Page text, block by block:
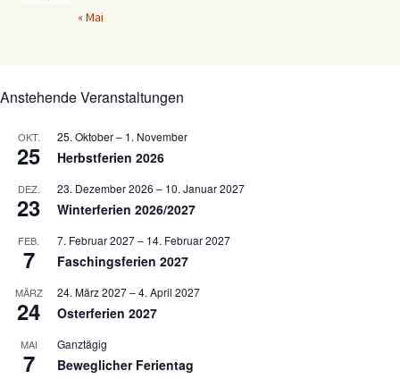
« Mai
Anstehende Veranstaltungen
OKT.
25
25. Oktober– 1. November
Herbstferien 2026
DEZ.
23
23. Dezember 2026 – 10. Januar 2027
Winterferien 2026/2027
FEB.
7
7. Februar 2027– 14. Februar 2027
Faschingsferien 2027
MÄRZ
24
24. März 2027–4. April 2027
Osterferien 2027
MAI
7
Ganztägig
Beweglicher Ferientag